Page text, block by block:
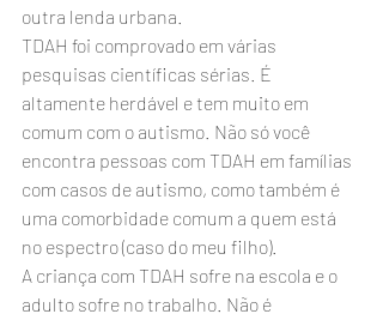
outra lenda urbana.
TDAH foi comprovado em várias
pesquisas científicas sérias. É
altamente herdável e tem muito em
comum com o autismo. Não só você
encontra pessoas com TDAH em famílias
com casos de autismo, como também é
uma comorbidade comum a quem está
no espectro (caso do meu filho).
A criança com TDAH sofre na escola e o
adulto sofre no trabalho. Não é